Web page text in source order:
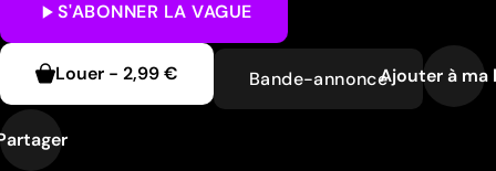
S'ABONNER LA VAGUE
Louer - 2,99 € Bande-annonceAjouter à ma